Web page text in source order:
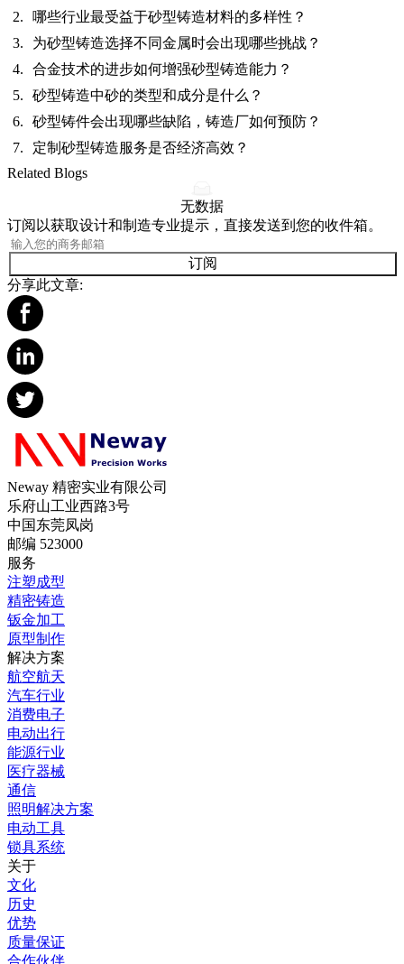
哪些行业最受益于砂型铸造材料的多样性？
为砂型铸造选择不同金属时会出现哪些挑战？
合金技术的进步如何增强砂型铸造能力？
砂型铸造中砂的类型和成分是什么？
砂型铸件会出现哪些缺陷，铸造厂如何预防？
定制砂型铸造服务是否经济高效？
Related Blogs
无数据
订阅以获取设计和制造专业提示，直接发送到您的收件箱。
订阅
分享此文章:
Neway 精密实业有限公司
乐府山工业西路3号
中国东莞凤岗
邮编 523000
服务
注塑成型
精密铸造
钣金加工
原型制作
解决方案
航空航天
汽车行业
消费电子
电动出行
能源行业
医疗器械
通信
照明解决方案
电动工具
锁具系统
关于
文化
历史
优势
质量保证